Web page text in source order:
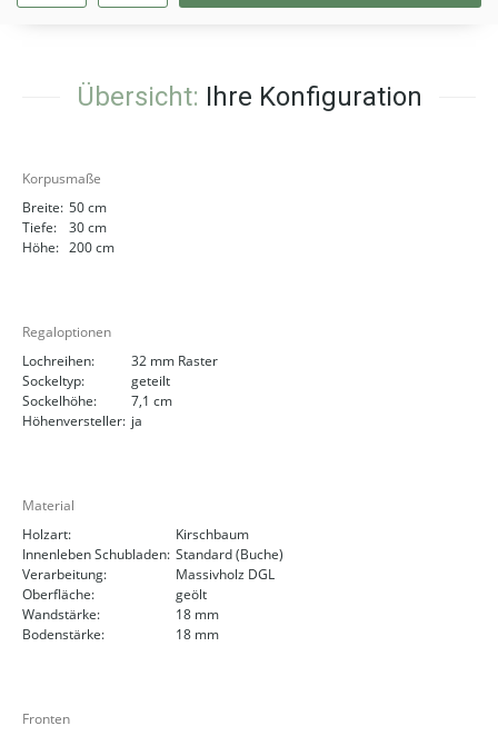
Übersicht: Ihre Konfiguration
Korpusmaße
Breite: 50 cm
Tiefe:
30 cm
Höhe: 200 cm
Regaloptionen
Lochreihen:
32 mm Raster
Sockeltyp:
geteilt
Sockelhöhe:
7,1 cm
Höhenversteller: ja
Material
Holzart:
Kirschbaum
Innenleben Schubladen: Standard (Buche)
Verarbeitung:
Massivholz DGL
Oberfläche:
geölt
Wandstärke:
18 mm
Bodenstärke:
18 mm
Fronten